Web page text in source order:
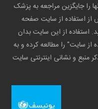
را جایگزین مراجعه به پزشک
استفاده از سایت صفحه
استفاده از این سایت بدان
سایت" را مطالعه کرده و به
منبع و نشانی اینترنتی سایت